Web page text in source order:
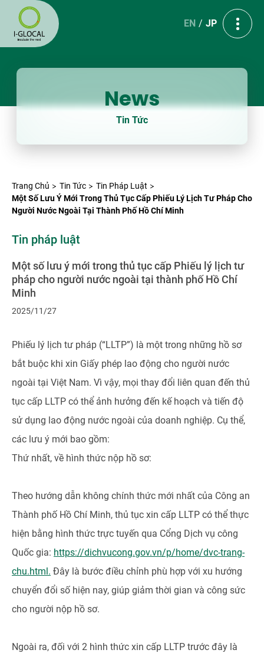
EN JP
News
Tin Tức
Trang Chủ Tin Tức
Tin Pháp Luật
Một Số Lưu Ý Mới Trong Thủ Tục Cấp Phiếu Lý Lịch Tư Pháp Cho
Người Nước Ngoài Tại Thành Phố Hồ Chí Minh
Tin pháp luật
Một số lưu ý mới trong thủ tục cấp Phiếu lý lịch tư
pháp cho người nước ngoài tại thành phố Hồ Chí
Minh
2025/11/27
Phiếu lý lịch tư pháp (“LLTP”) là một trong những hồ sơ
bắt buộc khi xin Giấy phép lao động cho người nước
ngoài tại Việt Nam. Vì vậy, mọi thay đổi liên quan đến thủ
tục cấp LLTP có thể ảnh hưởng đến kế hoạch và tiến độ
sử dụng lao động nước ngoài của doanh nghiệp. Cụ thể,
các lưu ý mới bao gồm:
Thứ nhất, về hình thức nộp hồ sơ:
Theo hướng dẫn không chính thức mới nhất của Công an
Thành phố Hồ Chí Minh, thủ tục xin cấp LLTP có thể thực
hiện bằng hình thức trực tuyến qua Cổng Dịch vụ công
Quốc gia: https://dichvucong.gov.vn/p/home/dvc-trang-
chu.html. Đây là bước điều chỉnh phù hợp với xu hướng
chuyển đổi số hiện nay, giúp giảm thời gian và công sức
cho người nộp hồ sơ.
Ngoài ra, đối với 2 hình thức xin cấp LLTP trước đây là